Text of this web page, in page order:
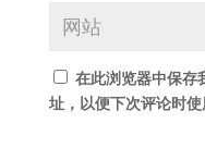
在此浏览器中保存
址，以便下次评论时使